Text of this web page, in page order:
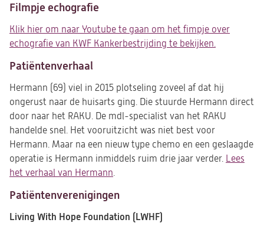
Filmpje echografie
Klik hier om naar Youtube te gaan om het fimpje over
echografie van KWF Kankerbestrijding te bekijken.
nieuwe
tab)
Patiëntenverhaal
Hermann (69) viel in 2015 plotseling zoveel af dat hij
ongerust naar de huisarts ging. Die stuurde Hermann direct
door naar het RAKU. De mdl-specialist van het RAKU
handelde snel. Het vooruitzicht was niet best voor
Hermann. Maar na een nieuw type chemo en een geslaagde
operatie is Hermann inmiddels ruim drie jaar verder. Lees
het verhaal van Hermann.
Patiëntenverenigingen
Living With Hope Foundation (LWHF)